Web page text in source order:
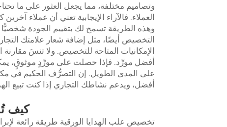
وتصاميم مختلفة، مما يجعل العثور على ما
العملاء. فالآراء الإيجابية تعني أن عملاء
وهذه الطريقة تسمح لك بتقييم الجودة
التخصيص أيضًا، مثل إضافة شعار علامتك
الإمكانيات المتاحة للتخصيص. ولا تنسَ
أفضل مورِّد. فإذا حصلت على مورِّدٍ موثوقٍ،
على المدى الطويل. إن التصرُّف الحكيم في
أفضل، ويدعم نشاطك التجاري إذا كنت تبيع
كيف
تخصيص علب الهدايا الورقية طريقة رائعة